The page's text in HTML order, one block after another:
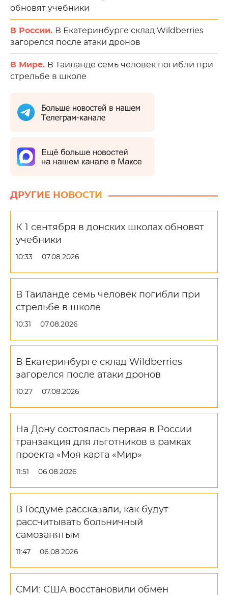
обновят учебники
В России. В Екатеринбурге склад Wildberries
загорелся после атаки дронов
В Мире. В Таиланде семь человек погибли при
стрельбе в школе
ДРУГИЕ НОВОСТИ
К 1 сентября в донских школах обновят
учебники
10:33 07.08.2026
В Таиланде семь человек погибли при
стрельбе в школе
10:31 07.08.2026
В Екатеринбурге склад Wildberries
загорелся после атаки дронов
10:27 07.08.2026
На Дону состоялась первая в России
транзакция для льготников в рамках
проекта «Моя карта «Мир»
11:51 06.08.2026
В Госдуме рассказали, как будут
рассчитывать больничный
самозанятым
11:47 06.08.2026
СМИ: США восстановили обмен